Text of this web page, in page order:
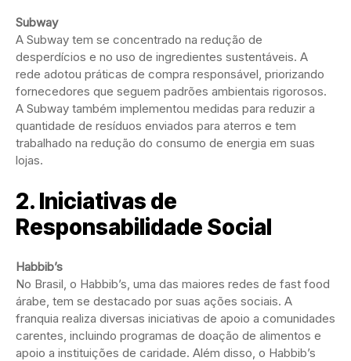
Subway
A Subway tem se concentrado na redução de
desperdícios e no uso de ingredientes sustentáveis. A
rede adotou práticas de compra responsável, priorizando
fornecedores que seguem padrões ambientais rigorosos.
A Subway também implementou medidas para reduzir a
quantidade de resíduos enviados para aterros e tem
trabalhado na redução do consumo de energia em suas
lojas.
2. Iniciativas de
Responsabilidade Social
Habbib’s
No Brasil, o Habbib’s, uma das maiores redes de fast food
árabe, tem se destacado por suas ações sociais. A
franquia realiza diversas iniciativas de apoio a comunidades
carentes, incluindo programas de doação de alimentos e
apoio a instituições de caridade. Além disso, o Habbib’s